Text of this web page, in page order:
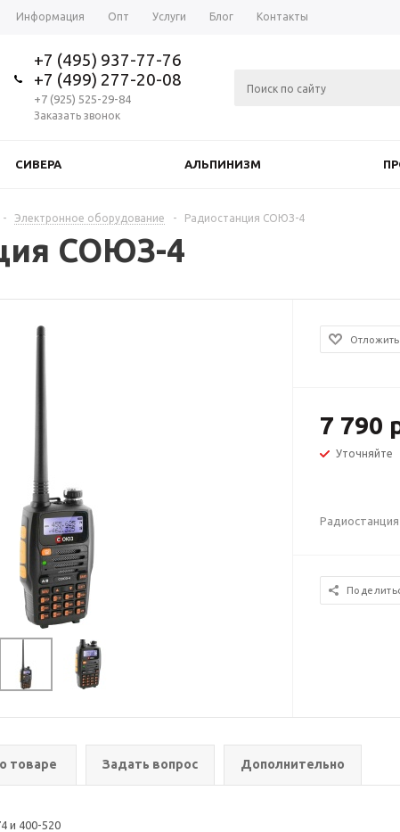
Информация Опт Услуги Блог Контакты
+7 (495) 937-77-76
+7 (499) 277-20-08
+7 (925) 525-29-84
Заказать звонок
СИВЕРА АЛЬПИНИЗМ
- Электронное оборудование - Радиостанция СОЮЗ-4
СОЮЗ-4
Отложить
7 790
Уточняйте
товаре Задать вопрос Дополнительно
и 400-520